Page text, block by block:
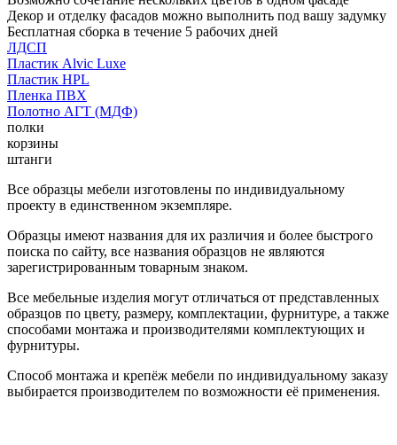
Декор и отделку фасадов можно выполнить под вашу задумку
Бесплатная сборка в течение 5 рабочих дней
ЛДСП
Пластик Alvic Luxe
Пластик HPL
Пленка ПВХ
Полотно АГТ (МДФ)
полки
корзины
штанги
Все образцы мебели изготовлены по индивидуальному
проекту в единственном экземпляре.
Образцы имеют названия для их различия и более быстрого
поиска по сайту, все названия образцов не являются
зарегистрированным товарным знаком.
Все мебельные изделия могут отличаться от представленных
образцов по цвету, размеру, комплектации, фурнитуре, а также
способами монтажа и производителями комплектующих и
фурнитуры.
Способ монтажа и крепёж мебели по индивидуальному заказу
выбирается производителем по возможности её применения.